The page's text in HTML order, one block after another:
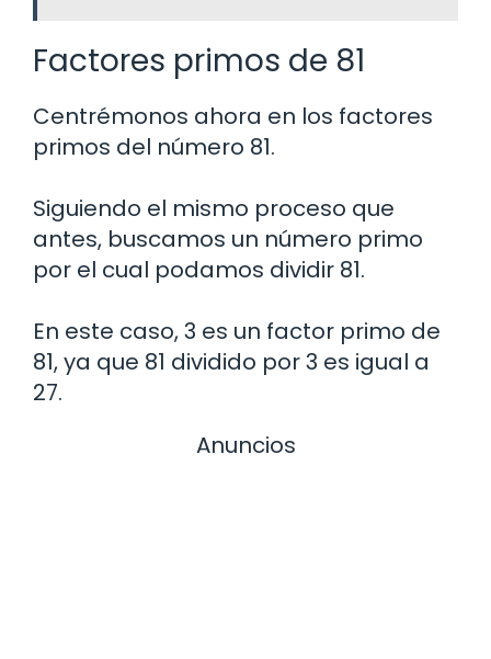
Factores primos de 81
Centrémonos ahora en los factores
primos del número 81.
Siguiendo el mismo proceso que
antes, buscamos un número primo
por el cual podamos dividir 81.
En este caso, 3 es un factor primo de
81, ya que 81 dividido por 3 es igual a
27.
Anuncios